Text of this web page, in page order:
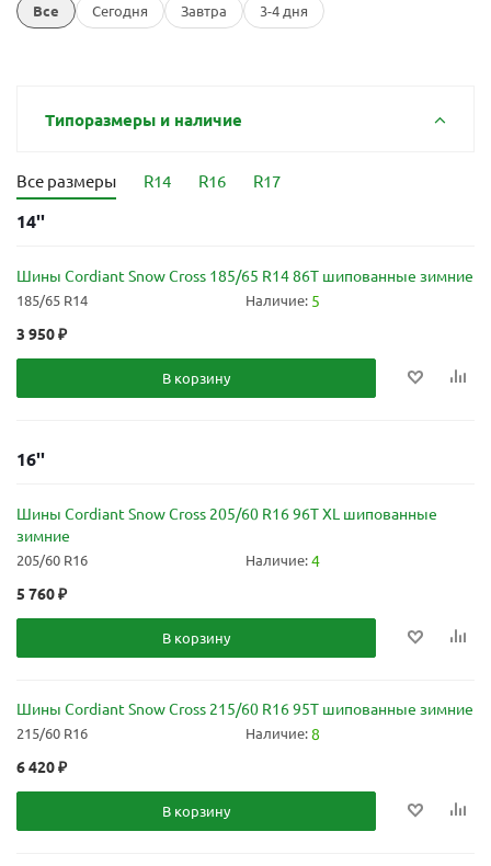
Все
Сегодня Завтра 3-4 дня
Типоразмеры и наличие
Все размеры R14 R16 R17
14''
Шины Cordiant Snow Cross 185/65 R14 86T шипованные зимние
185/65 R14 Наличие: 5
3 950₽
В корзину
16''
Шины Cordiant Snow Cross 205/60 R16 96T XL шипованные
зимние
205/60 R16 Наличие:4
5 760₽
В корзину
Шины Cordiant Snow Cross 215/60 R16 95T шипованные зимние
215/60 R16 Наличие:8
6 420₽
В корзину